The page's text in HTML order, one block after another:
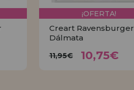
¡OFERTA!
Creart Ravensburger
Dálmata
11,95€ 10,75€